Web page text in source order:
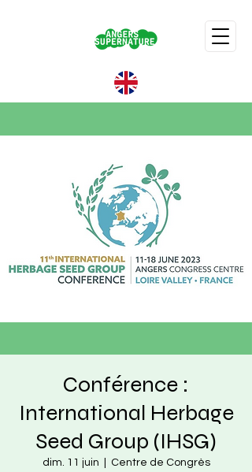
Conférence :
International Herbage
Seed Group (IHSG)
dim. 11 juin Centre de Congrès